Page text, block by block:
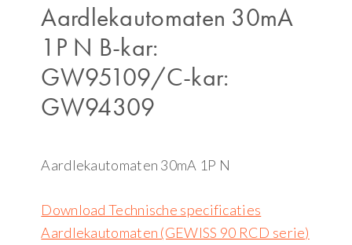
Aardlekautomaten 30mA
1P N B-kar:
GW95109/C-kar:
GW94309
Aardlekautomaten 30mA 1P N
Download Technische specificaties
Aardlekautomaten (GEWISS 90 RCD serie)